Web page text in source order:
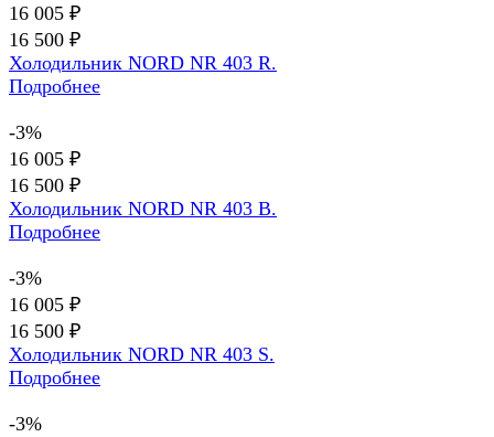
16 005 ₽
16 500 ₽
Холодильник NORD NR 403 R.
Подробнее
-3%
16 005 ₽
16 500 ₽
Холодильник NORD NR 403 B.
Подробнее
-3%
16 005 ₽
16 500 ₽
Холодильник NORD NR 403 S.
Подробнее
-3%